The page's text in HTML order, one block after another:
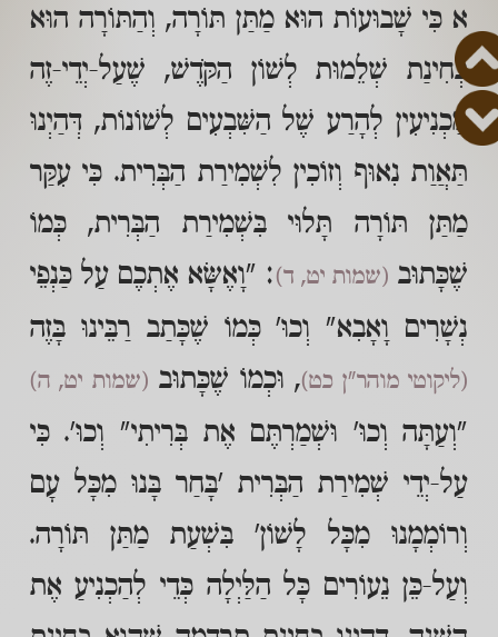
א כִּי שָׁבוּעוֹת הוּא מַתַּן תּוֹרָה, וְהַתּוֹרָה הוּא
בְּחִינַת שְׁלֵמוּת לְשׁוֹן הַקֹּדֶשׁ, שֶׁעַל-יְדֵי-זֶה
מַכְנִיעִין לְהָרַע שֶׁל הַשִּׁבְעִים לְשׁוֹנוֹת, דְּהַיְנוּ
תַּאֲוַת נִאוּף וְזוֹכִין לִשְׁמִירַת הַבְּרִית. כִּי עִקַּר
מַתַּן תּוֹרָה תָּלוּי בִּשְׁמִירַת הַבְּרִית, כְּמוֹ
שֶׁכָּתוּב (שמות יט, ד): "וָאֶשָּׂא אֶתְכֶם עַל כַּנְפֵי
נְשָׁרִים וָאָבִא" וְכוּ' כְּמוֹ שֶׁכָּתַב רַבֵּינוּ בָּזֶה
(ליקוטי מוהר"ן כט), וּכְמוֹ שֶׁכָּתוּב (שמות יט, ה)
"וְעַתָּה וְכוּ' וּשְׁמַרְתֶּם אֶת בְּרִיתִי" וְכוּ'. כִּי
עַל-יְדֵי שְׁמִירַת הַבְּרִית 'בָּחַר בָּנוּ מִכָּל עָם
וְרוֹמְמָנוּ מִכָּל לָשׁוֹן' בִּשְׁעַת מַתַּן תּוֹרָה.
וְעַל-כֵּן נֵעוֹרִים כָּל הַלַּיְלָה כְּדֵי לְהַכְנִיעַ אֶת